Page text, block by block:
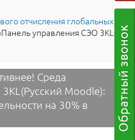
отчисления глобальных
управления СЭО 3KL».
(Русский Moodle) 3.5.16a уже
Среда
Moodle):
на 30% в